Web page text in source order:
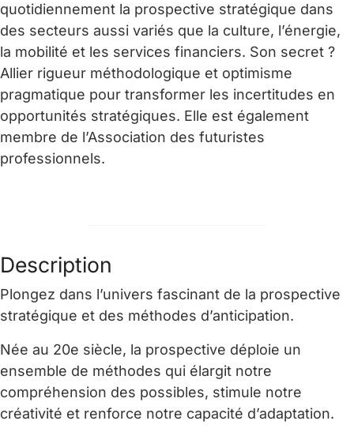
quotidiennement la prospective stratégique dans
des secteurs aussi variés que la culture, l’énergie,
la mobilité et les services financiers. Son secret ?
Allier rigueur méthodologique et optimisme
pragmatique pour transformer les incertitudes en
opportunités stratégiques. Elle est également
membre de l’Association des futuristes
professionnels.
Description
Plongez dans l’univers fascinant de la prospective
stratégique et des méthodes d’anticipation.
Née au 20e siècle, la prospective déploie un
ensemble de méthodes qui élargit notre
compréhension des possibles, stimule notre
créativité et renforce notre capacité d’adaptation.